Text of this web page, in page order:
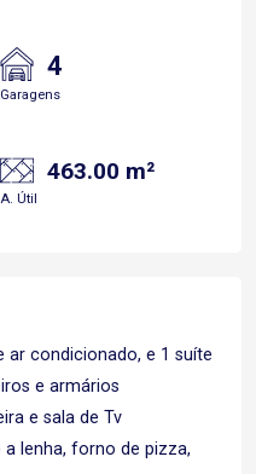
4
Garagens
463.00 m²
A. Útil
ar condicionado, e 1 suíte
e armários
e sala de Tv
lenha, forno de pizza,